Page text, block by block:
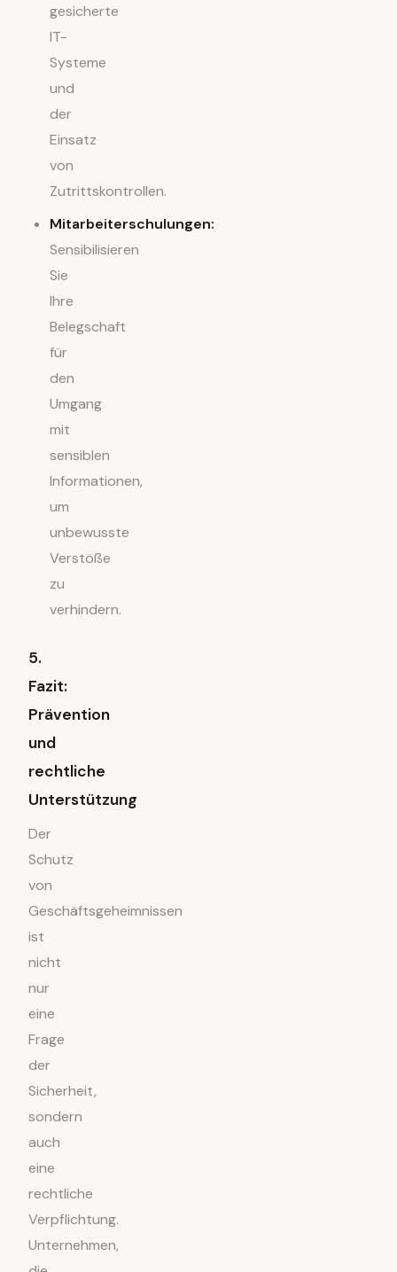
gesicherte
IT-
Systeme
und
der
Einsatz
von
Zutrittskontrollen.
Mitarbeiterschulungen:
Sensibilisieren
Sie
Ihre
Belegschaft
für
den
Umgang
mit
sensiblen
Informationen,
um
unbewusste
Verstöße
zu
verhindern.
5.
Fazit:
Prävention
und
rechtliche
Unterstützung
Der
Schutz
von
Geschäftsgeheimnissen
ist
nicht
nur
eine
Frage
der
Sicherheit,
sondern
auch
eine
rechtliche
Verpflichtung.
Unternehmen,